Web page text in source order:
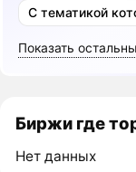
С тематикой
Показать
Биржи где
Нет данных